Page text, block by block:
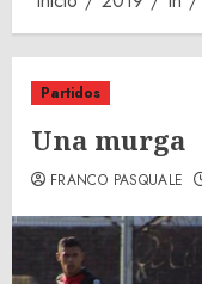
Partidos
Una murga
FRANCO PASQUALE